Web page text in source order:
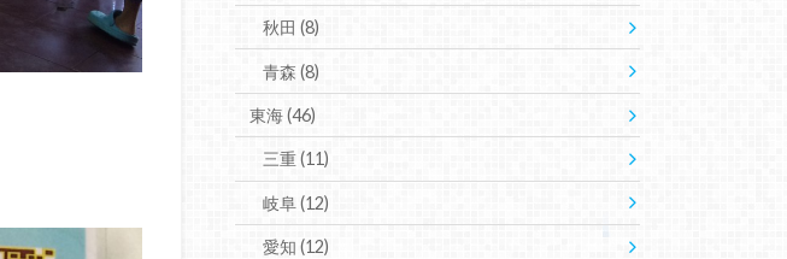
秋田(8)
青森(8)
東海(46)
三重(11)
岐阜(12)
愛知(12)